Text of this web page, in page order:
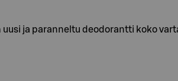
ja paranneltu deodorantti koko